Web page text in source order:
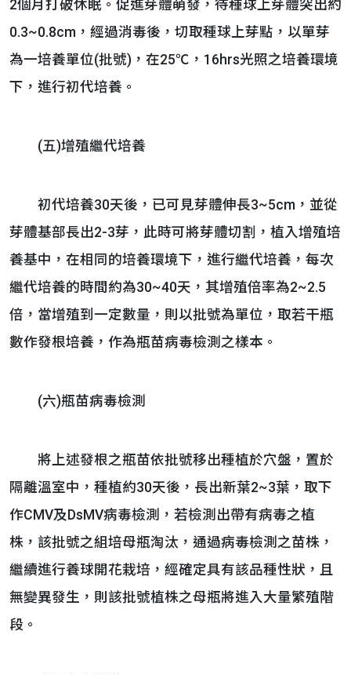
2個月打破休眠。促進芽體萌發，待種球上芽體突出約
0.3~0.8cm，經過消毒後，切取種球上芽點，以單芽
為一培養單位(批號)，在25℃，16hrs光照之培養環境
下，進行初代培養。
(五)增殖繼代培養
初代培養30天後，已可見芽體伸長3~5cm，並從
芽體基部長出2-3芽，此時可將芽體切割，植入增殖培
養基中，在相同的培養環境下，進行繼代培養，每次
繼代培養的時間約為30~40天，其增殖倍率為2~2.5
倍，當增殖到一定數量，則以批號為單位，取若干瓶
數作發根培養，作為瓶苗病毒檢測之樣本。
(六)瓶苗病毒檢測
將上述發根之瓶苗依批號移出種植於穴盤，置於
隔離溫室中，種植約30天後，長出新葉2~3葉，取下
作CMV及DsMV病毒檢測，若檢測出帶有病毒之植
株，該批號之組培母瓶淘汰，通過病毒檢測之苗株，
繼續進行養球開花栽培，經確定具有該品種性狀，且
無變異發生，則該批號植株之母瓶將進入大量繁殖階
段。